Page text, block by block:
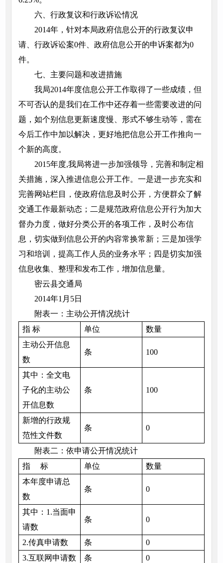
六、行政复议和行政诉讼情况
2014年，针对本局政府信息公开的行政复议申
请、行政诉讼案0件、政府信息公开的申诉案都为0
件。
七、主要问题和改进措施
我局2014年度信息公开工作取得了一些成绩，但
不可否认的是我们在工作中还存着一些需要改进的问
题，如个别信息更新速度慢、形式不够生动等，需在
今后工作中加以解决，更好地把信息公开工作推向一
个新的高度。
2015年度,我局将进一步加强领导，完善和制定相
关措施，深入推进信息公开工作。一是进一步充实和
完善网站栏目，使政府信息及时公开，方便群众了解
交通工作最新动态；二是规范政府信息公开行为加大
督办力度，做好分类公开的各项工作，及时公布信
息，切实做到信息公开的内容常换常新；三是加强学
习和培训，提高工作人员的业务水平；四是切实加强
信息收集、整理和发布工作，增加信息量。
密云县交通局
2014年1月5日
附表一：主动公开情况统计
指 标
单位
数量
主动公开信息
数
条 100
其中：全文电
子化的主动公
开信息数
条 100
新增的行政规
范性文件数
条 0
附表二：依申请公开情况统计
指 标
单位
数量
本年度申请总
数
条 0
其中：1.当面申
请数
条 0
2.传真申请数 条
0
3.互联网申请数
条
0